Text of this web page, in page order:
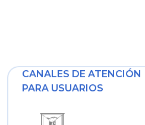
CANALES DE ATENCIÓN
PARA USUARIOS